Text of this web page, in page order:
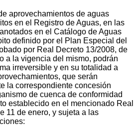
aprovechamientos de aguas
en el Registro de Aguas, en las
en el Catálogo de Aguas
definido por el Plan Especial del
por Real Decreto 13/2008, de
a la vigencia del mismo, podrán
irreversible y en su totalidad a
que serán
la correspondiente concesión
de cuenca de conformidad
establecido en el mencionado Real
11 de enero, y sujeta a las